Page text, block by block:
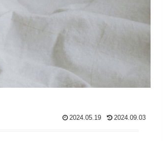
2024.05.19 2024.09.03